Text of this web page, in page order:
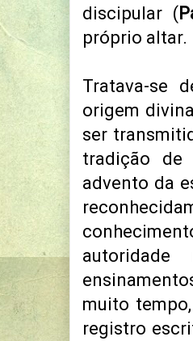
discipular (
próprio altar.
Tratava-se
origem
ser
tradição de
advento da
muito
registro